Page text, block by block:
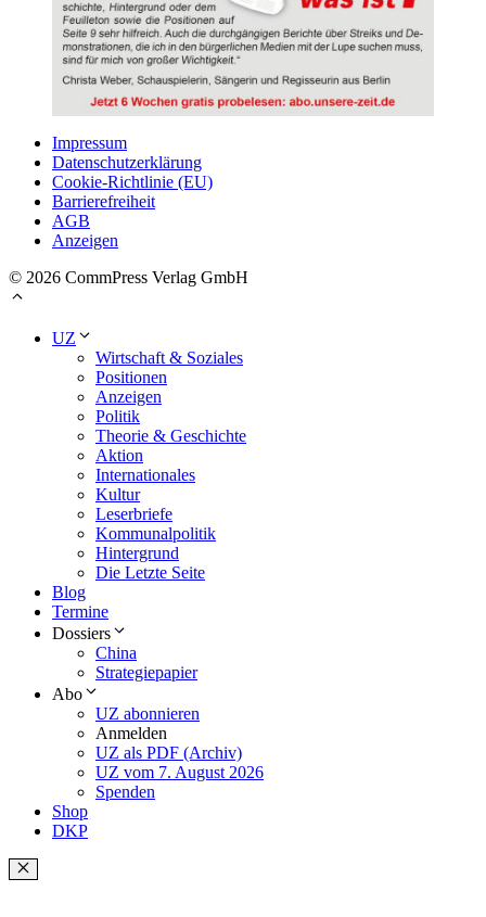
Impressum
Datenschutzerklärung
Cookie-Richtlinie (EU)
Barrierefreiheit
AGB
Anzeigen
© 2026 CommPress Verlag GmbH
UZ
Wirtschaft & Soziales
Positionen
Anzeigen
Politik
Theorie & Geschichte
Aktion
Internationales
Kultur
Leserbriefe
Kommunalpolitik
Hintergrund
Die Letzte Seite
Blog
Termine
Dossiers
China
Strategiepapier
Abo
UZ abonnieren
Anmelden
UZ als PDF (Archiv)
UZ vom 7. August 2026
Spenden
Shop
DKP
Schließen